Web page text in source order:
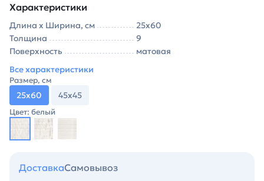
Характеристики
Длина х Ширина, см
25х60
Толщина
9
Поверхность
матовая
Все характеристики
Размер, см
25х60 45х45
Цвет: белый
ДоставкаСамовывоз